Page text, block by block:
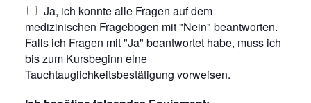
Ja, ich konnte alle Fragen auf dem
medizinischen Fragebogen mit "Nein" beantworten.
Falls ich Fragen mit "Ja" beantwortet habe, muss ich
bis zum Kursbeginn eine
Tauchtauglichkeitsbestätigung vorweisen.